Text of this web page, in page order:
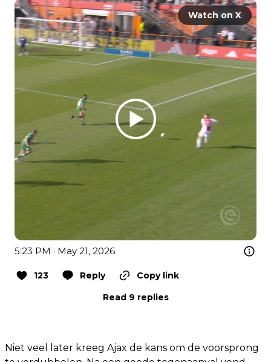
Watch on X
5:23 PM · May 21, 2026
123 Reply
Copy link
Read 9 replies
Niet veel later kreeg Ajax de kans om de voorsprong